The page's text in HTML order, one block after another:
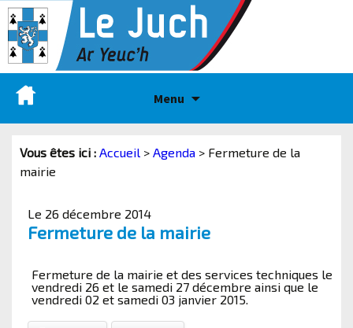
Menu
Vous êtes ici : Accueil > Agenda > Fermeture de la
mairie
Le 26 décembre 2014
Fermeture de la mairie
Fermeture de la mairie et des services techniques le
vendredi 26 et le samedi 27 décembre ainsi que le
vendredi 02 et samedi 03 janvier 2015.